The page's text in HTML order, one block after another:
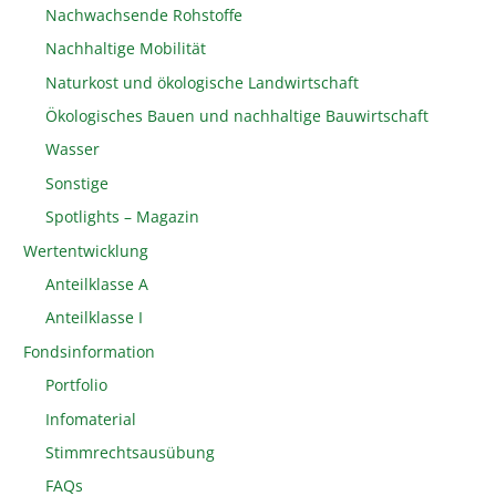
Nachwachsende Rohstoffe
Nachhaltige Mobilität
Naturkost und ökologische Landwirtschaft
Ökologisches Bauen und nachhaltige Bauwirtschaft
Wasser
Sonstige
Spotlights – Magazin
Wertentwicklung
Anteilklasse A
Anteilklasse I
Fondsinformation
Portfolio
Infomaterial
Stimmrechtsausübung
FAQs